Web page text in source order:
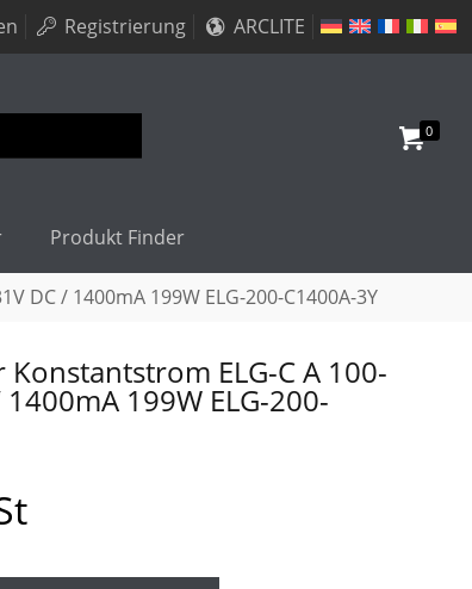
Registrierung ARCLITE
0
Produkt Finder
DC / 1400mA 199W ELG-200-C1400A-3Y
Konstantstrom ELG-C A 100-
199W ELG-200-